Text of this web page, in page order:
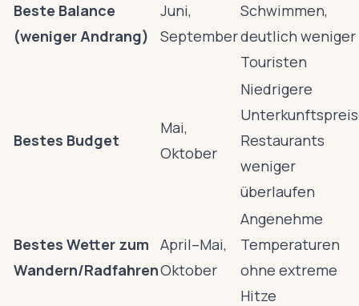
Beste Balance
(weniger Andrang)
Juni,
September
Schwimmen,
deutlich weniger
Touristen
Bestes Budget
Mai,
Oktober
Niedrigere
Restaurants
weniger
überlaufen
Bestes Wetter zum
Wandern/Radfahren
April–Mai,
Oktober
Angenehme
Temperaturen
ohne extreme
Hitze